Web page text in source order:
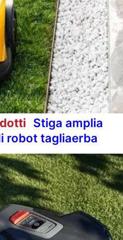
Stiga amplia
robot tagliaerba